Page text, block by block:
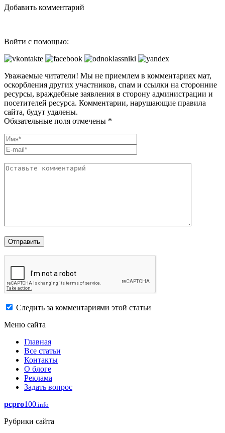
Добавить комментарий
Войти с помощью:
Уважаемые читатели! Мы не приемлем в комментариях мат,
оскорбления других участников, спам и ссылки на сторонние
ресурсы, враждебные заявления в сторону администрации и
посетителей ресурса. Комментарии, нарушающие правила
сайта, будут удалены.
Обязательные поля отмечены *
Следить за комментариями этой статьи
Меню сайта
Главная
Все статьи
Контакты
О блоге
Реклама
Задать вопрос
pcpro100 .info
Рубрики сайта